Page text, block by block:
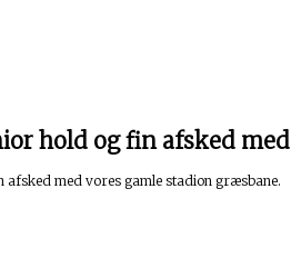
hold og fin afsked med
med vores gamle stadion græsbane.